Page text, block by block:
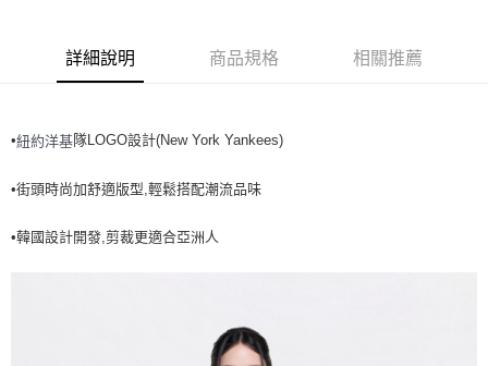
全家取貨付款<未取貨列黑名單/不支援離島取退>
全家取貨<不支援離島取退>
每筆NT$60，滿NT$499(含以上)免運費
詳細說明 商品規格 相關推薦
•紐約洋基隊LOGO設計(New York Yankees)
•街頭時尚加舒適版型,輕鬆搭配潮流品味
•韓國設計開發,剪裁更適合亞洲人